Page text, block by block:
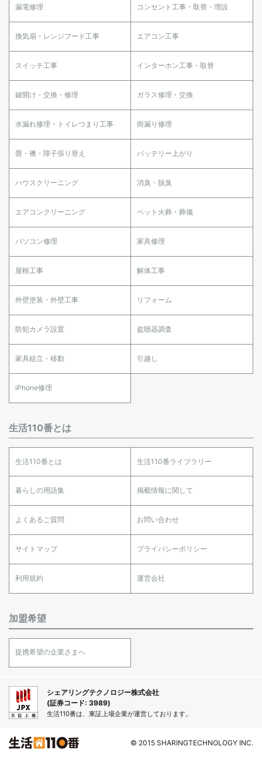
漏電修理 コンセント工事・取替・増設
換気扇・レンジフード工事 エアコン工事
スイッチ工事 インターホン工事・取替
鍵開け・交換・修理 ガラス修理・交換
水漏れ修理・トイレつまり工事 雨漏り修理
畳・襖・障子張り替え バッテリー上がり
ハウスクリーニング 消臭・脱臭
エアコンクリーニング ペット火葬・葬儀
パソコン修理 家具修理
屋根工事 解体工事
外壁塗装・外壁工事 リフォーム
防犯カメラ設置 盗聴器調査
家具組立・移動 引越し
iPhone修理
生活110番とは
生活110番とは 生活110番ライブラリー
暮らしの用語集 掲載情報に関して
よくあるご質問 お問い合わせ
サイトマップ プライバシーポリシー
利用規約 運営会社
加盟希望
提携希望の企業さまへ
シェアリングテクノロジー株式会社
(証券コード: 3989)
生活110番は、東証上場企業が運営しております。
© 2015 SHARINGTECHNOLOGY INC.